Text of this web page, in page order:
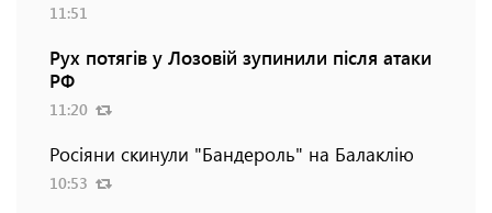
11:51
Рух потягів у Лозовій зупинили після атаки
РФ
11:20
Росіяни скинули "Бандероль" на Балаклію
10:53